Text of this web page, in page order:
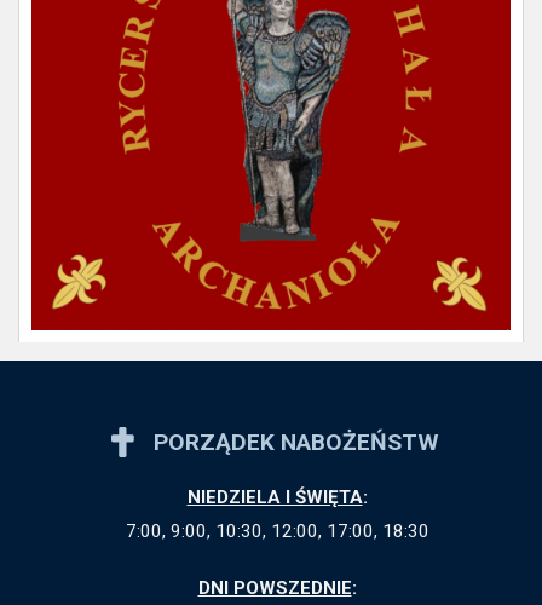
PORZĄDEK NABOŻEŃSTW
NIEDZIELA I ŚWIĘTA:
7:00, 9:00, 10:30, 12:00, 17:00, 18:30
DNI POWSZEDNIE: